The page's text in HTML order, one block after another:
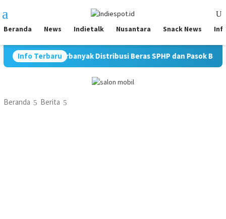
ke
konten
Mobile
Beranda News Indietalk Nusantara Snack News
Info Terbaru
Perbanyak Distribusi Beras SPHP dan Pasok Beras
Beranda Berita